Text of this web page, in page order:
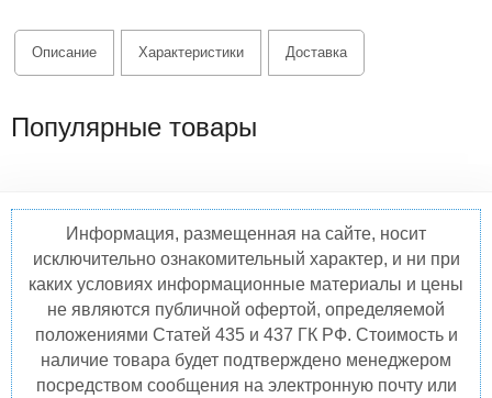
Описание Характеристики Доставка
Популярные товары
Информация, размещенная на сайте, носит
исключительно ознакомительный характер, и ни при
каких условиях информационные материалы и цены
не являются публичной офертой, определяемой
положениями Статей 435 и 437 ГК РФ. Стоимость и
наличие товара будет подтверждено менеджером
посредством сообщения на электронную почту или